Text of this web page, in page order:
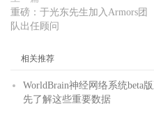
重磅：于光东先生加入Armors团
队出任顾问
相关推荐
WorldBrain神经网络系统beta
先了解这些重要数据